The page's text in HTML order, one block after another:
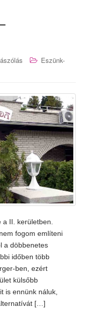
Eszünk-
II. kerületben.
fogom említeni
a döbbenetes
időben több
ben, ezért
külsőbb
is ennünk náluk,
[…]